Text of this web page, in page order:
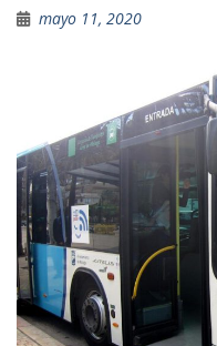
mayo 11, 2020